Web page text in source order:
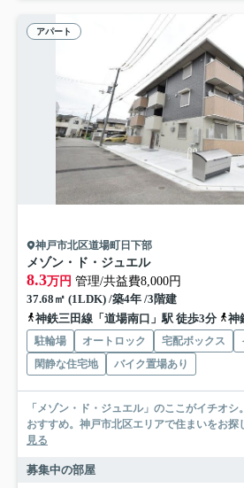
アパート
神戸市北区道場町日下部
メゾン・ド・ジュエル
8.3万円 管理/共益費8,000円
37.68㎡ (1LDK) /築4年 /3階建
神鉄三田線「道場南口」駅 徒歩3分
神
駐輪場 オートロック 宅配ボックス
閑静な住宅地
バイク置場あり
「メゾン・ド・ジュエル」のここがイチオ
おすすめ。神戸市北区エリアで住まいをお探
見る
募集中の部屋